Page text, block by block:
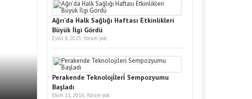
Ağrı’da Halk Sağlığı Haftası Etkinlikleri
Büyük İlgi Gördü
Eylül 8, 2025, Yorum yok
Perakende Teknoloji̇leri̇ Sempozyumu
Başladı
Ekim 11, 2016, Yorum yok